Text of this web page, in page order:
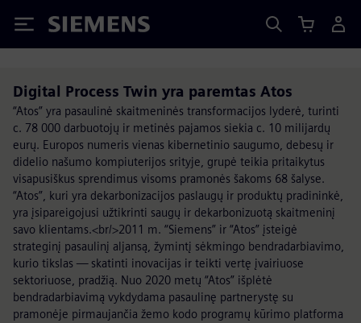
Siemens
Digital Process Twin yra paremtas Atos
“Atos” yra pasaulinė skaitmeninės transformacijos lyderė, turinti
c. 78 000 darbuotojų ir metinės pajamos siekia c. 10 milijardų
eurų. Europos numeris vienas kibernetinio saugumo, debesų ir
didelio našumo kompiuterijos srityje, grupė teikia pritaikytus
visapusiškus sprendimus visoms pramonės šakoms 68 šalyse.
“Atos”, kuri yra dekarbonizacijos paslaugų ir produktų pradininkė,
yra įsipareigojusi užtikrinti saugų ir dekarbonizuotą skaitmeninį
savo klientams.<br/>2011 m. “Siemens” ir “Atos” įsteigė
strateginį pasaulinį aljansą, žymintį sėkmingo bendradarbiavimo,
kurio tikslas — skatinti inovacijas ir teikti vertę įvairiuose
sektoriuose, pradžią. Nuo 2020 metų “Atos” išplėtė
bendradarbiavimą vykdydama pasaulinę partnerystę su
pramonėje pirmaujančia žemo kodo programų kūrimo platforma